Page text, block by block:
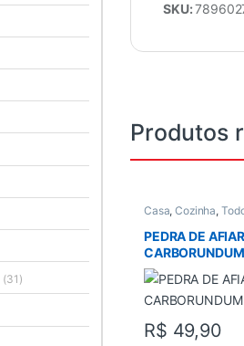
SKU:
Produtos
Casa,Cozinha,
PEDRA DE
CARBORUNDUM
R$ 49,90
(31)